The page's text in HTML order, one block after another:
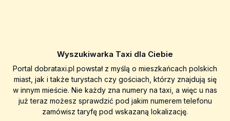
Wyszukiwarka Taxi dla Ciebie
Portal dobrataxi.pl powstał z myślą o mieszkańcach polskich
miast, jak i także turystach czy gościach, którzy znajdują się
w innym mieście. Nie każdy zna numery na taxi, a więc u nas
już teraz możesz sprawdzić pod jakim numerem telefonu
zamówisz taryfę pod wskazaną lokalizację.